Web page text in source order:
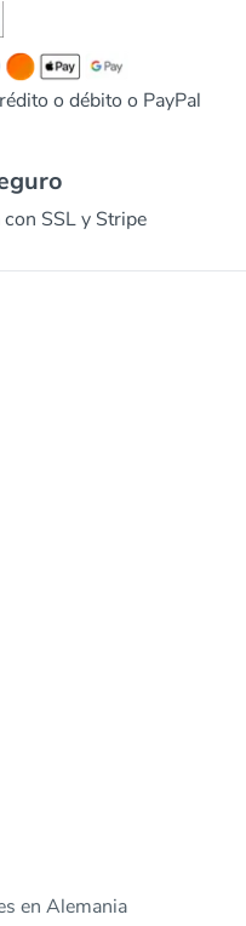
o débito o PayPal
SSL y Stripe
en Alemania